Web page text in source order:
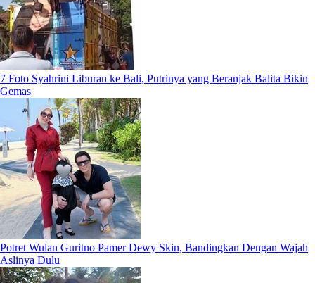
7 Foto Syahrini Liburan ke Bali, Putrinya yang Beranjak Balita Bikin
Gemas
Potret Wulan Guritno Pamer Dewy Skin, Bandingkan Dengan Wajah
Aslinya Dulu